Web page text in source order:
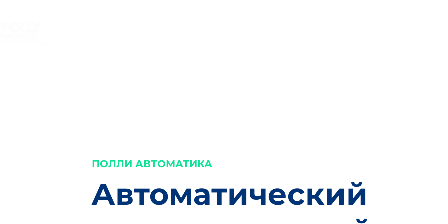
ПОЛЛИ АВТОМАТИКА
Автоматический